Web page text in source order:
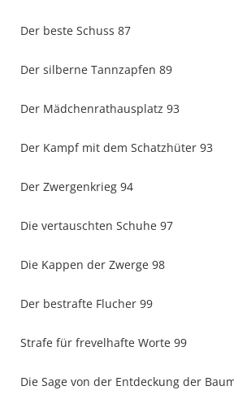
Der beste Schuss 87
Der silberne Tannzapfen 89
Der Mädchenrathausplatz 93
Der Kampf mit dem Schatzhüter 93
Der Zwergenkrieg 94
Die vertauschten Schuhe 97
Die Kappen der Zwerge 98
Der bestrafte Flucher 99
Strafe für frevelhafte Worte 99
Die Sage von der Entdeckung der